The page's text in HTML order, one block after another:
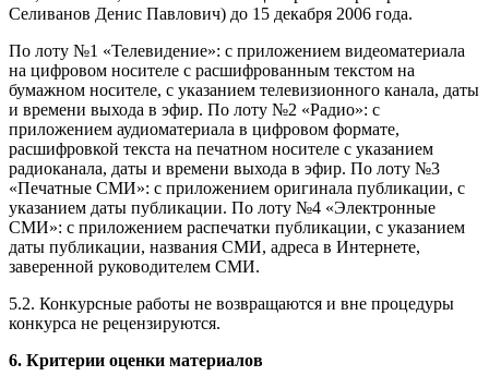
Селиванов Денис Павлович) до 15 декабря 2006 года.
По лоту №1 «Телевидение»: с приложением видеоматериала
на цифровом носителе с расшифрованным текстом на
бумажном носителе, с указанием телевизионного канала, даты
и времени выхода в эфир. По лоту №2 «Радио»: с
приложением аудиоматериала в цифровом формате,
расшифровкой текста на печатном носителе с указанием
радиоканала, даты и времени выхода в эфир. По лоту №3
«Печатные СМИ»: с приложением оригинала публикации, с
указанием даты публикации. По лоту №4 «Электронные
СМИ»: с приложением распечатки публикации, с указанием
даты публикации, названия СМИ, адреса в Интернете,
заверенной руководителем СМИ.
5.2. Конкурсные работы не возвращаются и вне процедуры
конкурса не рецензируются.
6. Критерии оценки материалов